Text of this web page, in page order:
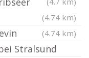
(4.74 km)
(4.74 km)
Stralsund